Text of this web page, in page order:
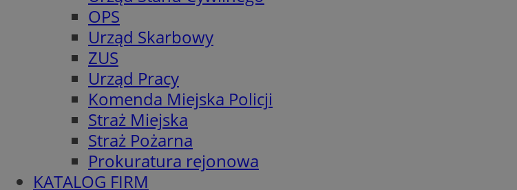
OPS
Urząd Skarbowy
ZUS
Urząd Pracy
Komenda Miejska Policji
Straż Miejska
Straż Pożarna
Prokuratura rejonowa
KATALOG FIRM